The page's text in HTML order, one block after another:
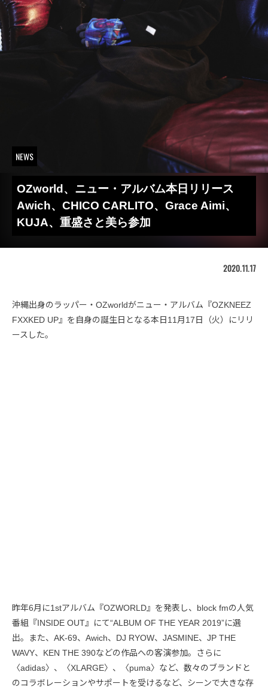
NEWS
OZworld、ニュー・アルバム本日リリース
Awich、CHICO CARLITO、Grace Aimi、
KUJA、重盛さと美ら参加
2020.11.17
沖縄出身のラッパー・OZworldがニュー・アルバム『OZKNEEZ
FXXKED UP』を自身の誕生日となる本日11月17日（火）にリリ
ースした。
昨年6月に1stアルバム『OZWORLD』を発表し、block fmの人気
番組『INSIDE OUT』にて“ALBUM OF THE YEAR 2019”に選
出。また、AK-69、Awich、DJ RYOW、JASMINE、JP THE
WAVY、KEN THE 390などの作品への客演参加。さらに
〈adidas〉、〈XLARGE〉、〈puma〉など、数々のブランドと
のコラボレーションやサポートを受けるなど、シーンで大きな存